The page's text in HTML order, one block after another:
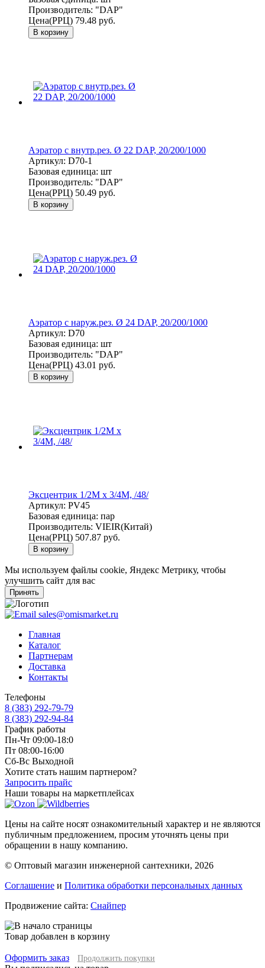
Производитель: "DAP"
Цена(РРЦ) 79.48 руб.
В корзину
Аэратор с внутр.рез. Ø 22 DAP, 20/200/1000
Артикул: D70-1
Базовая единица: шт
Производитель: "DAP"
Цена(РРЦ) 50.49 руб.
В корзину
Аэратор с наруж.рез. Ø 24 DAP, 20/200/1000
Артикул: D70
Базовая единица: шт
Производитель: "DAP"
Цена(РРЦ) 43.01 руб.
В корзину
Эксцентрик 1/2M x 3/4M, /48/
Артикул: PV45
Базовая единица: пар
Производитель: VIEIR(Китай)
Цена(РРЦ) 507.87 руб.
В корзину
Мы используем файлы cookie, Яндекс Метрику, чтобы
улучшить сайт для вас
Принять
sales@omismarket.ru
Главная
Каталог
Партнерам
Доставка
Контакты
Телефоны
8 (383) 292-79-79
8 (383) 292-94-84
График работы
Пн-Чт 09:00-18:0
Пт 08:00-16:00
Сб-Вс Выходной
Хотите стать нашим партнером?
Запросить прайс
Наши товары на маркетплейсах
Цены на сайте носят ознакомительный характер и не являются
публичным предложением, просим уточнять цены при
обращении в нашу компанию.
© Оптовый магазин инженерной сантехники, 2026
Соглашение и Политика обработки персональных данных
Продвижение сайта: Снайпер
Товар добавлен в корзину
Оформить заказ Продолжить покупки